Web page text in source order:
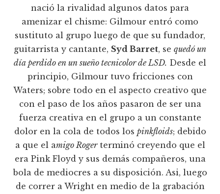
nació la rivalidad algunos datos para
amenizar el chisme: Gilmour entró como
sustituto al grupo luego de que su fundador,
guitarrista y cantante, Syd Barret, se quedó un
día perdido en un sueño tecnicolor de LSD. Desde el
principio, Gilmour tuvo fricciones con
Waters; sobre todo en el aspecto creativo que
con el paso de los años pasaron de ser una
fuerza creativa en el grupo a un constante
dolor en la cola de todos los pinkfloids; debido
a que el amigo Rogerterminó creyendo que el
era Pink Floyd y sus demás compañeros, una
bola de mediocres a su disposición. Asi, luego
de correr a Wright en medio de la grabación